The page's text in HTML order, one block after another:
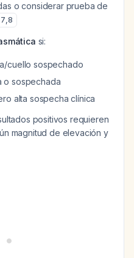
o considerar prueba de
7,8
si:
cuello sospechado
o sospechada
alta sospecha clínica
positivos requieren
magnitud de elevación y